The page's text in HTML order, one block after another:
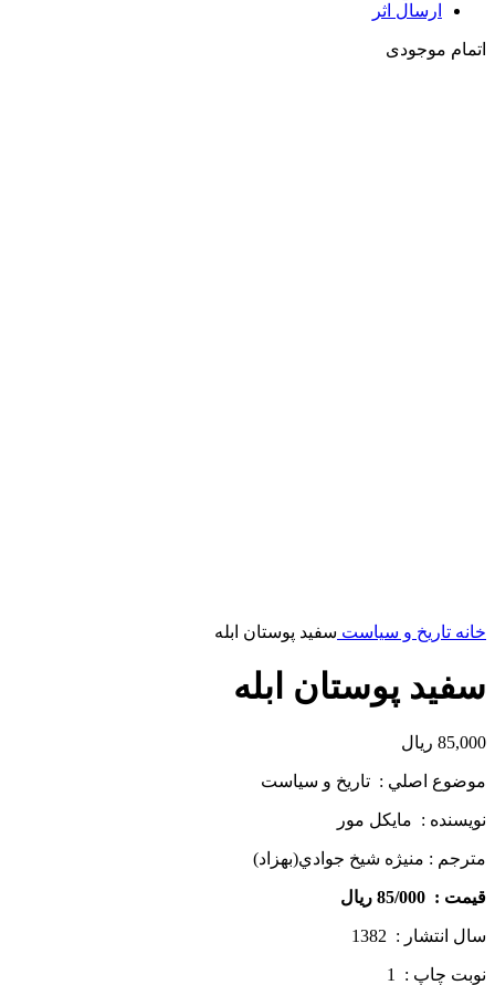
ارسال اثر
اتمام موجودی
خانه تاریخ و سیاست سفيد پوستان ابله
سفيد پوستان ابله
85,000 ریال
موضوع اصلي : تاريخ و سياست
نويسنده : مايكل مور
مترجم : منيژه شيخ جوادي(بهزاد)
قيمت : 85/000 ريال
سال انتشار : 1382
نوبت چاپ : 1